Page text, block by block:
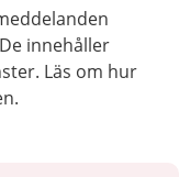
innehåller
Läs om hur